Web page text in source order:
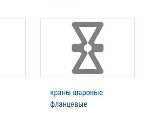
краны шаровые
фланцевые